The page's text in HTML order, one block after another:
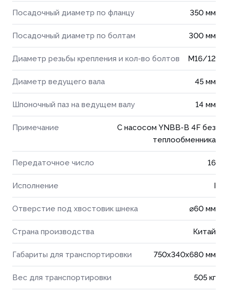
Посадочный диаметр по фланцу 350 мм
Посадочный диаметр по болтам 300 мм
Диаметр резьбы крепления и кол-во болтов М16/12
Диаметр ведущего вала 45 мм
Шпоночный паз на ведущем валу 14 мм
Примечание
С насосом YNBB-B 4F без
теплообменника
Передаточное число 16
Исполнение I
Отверстие под хвостовик шнека ⌀60 мм
Страна производства Китай
Габариты для транспортировки 750x340x680 мм
Вес для транспортировки 505 кг